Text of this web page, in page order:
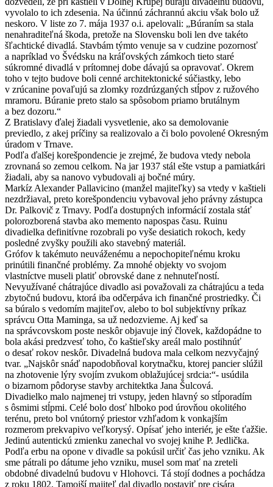
vyvolalo to ich zdesenia. Na účinnú záchrannú akciu však bolo už
neskoro. V liste zo 7. mája 1937 o.i. apelovali: „Búraním sa stala
nenahraditeľná škoda, pretože na Slovensku boli len dve takéto
šľachtické divadlá. Stavbám týmto venuje sa v cudzine pozornosť
a napríklad vo Švédsku na kráľovských zámkoch tieto staré
súkromné divadlá v prítomnej dobe dávajú sa opravovať. Okrem
toho v tejto budove boli cenné architektonické súčiastky, lebo
v zrúcanine povaľujú sa zlomky rozdrúzganých stĺpov z ružového
mramoru. Búranie preto stalo sa spôsobom priamo brutálnym
a bez dozoru.“
Z Bratislavy ďalej žiadali vysvetlenie, ako sa demolovanie
previedlo, z akej príčiny sa realizovalo a či bolo povolené Okresným
úradom v Trnave.
Podľa ďalšej korešpondencie je zrejmé, že budova vtedy nebola
zrovnaná so zemou celkom. Na jar 1937 stál ešte vstup a pamiatkári
žiadali, aby sa nanovo vybudovali aj bočné múry.
Markíz Alexander Pallavicino (manžel majiteľky) sa vtedy v kaštieli
nezdržiaval, preto korešpondenciu vybavoval jeho právny zástupca
Dr. Palkovič z Trnavy. Podľa dostupných informácií zostala stáť
polorozborená stavba ako memento napospas času. Ruinu
divadielka definitívne rozobrali po vyše desiatich rokoch, kedy
posledné zvyšky použili ako stavebný materiál.
Grófov k takémuto neuváženému a nepochopiteľnému kroku
prinútili finančné problémy. Za mnohé objekty vo svojom
vlastníctve museli platiť obrovské dane z nehnuteľností.
Nevyužívané chátrajúce divadlo asi považovali za chátrajúcu a teda
zbytočnú budovu, ktorá iba odčerpáva ich finančné prostriedky. Či
sa búralo s vedomím majiteľov, alebo to bol subjektívny príkaz
správcu Otta Maminga, sa už nedozvieme. Aj keď sa
na správcovskom poste neskôr objavuje iný človek, každopádne to
bola akási predzvesť toho, čo kaštieľsky areál malo postihnúť
o desať rokov neskôr. Divadelná budova mala celkom nezvyčajný
tvar. „Najskôr snáď napodobňoval korytnačku, ktorej pancier slúžil
na zhotovenie lýry svojím zvukom oblažujúcej srdcia:“- usúdila
o bizarnom pôdoryse stavby architektka Jana Šulcová.
Divadielko malo najmenej tri vstupy, jeden hlavný so stĺporadím
s ôsmimi stĺpmi. Celé bolo dosť hlboko pod úrovňou okolitého
terénu, preto bol vnútorný priestor vzhľadom k vonkajším
rozmerom prekvapivo veľkorysý. Opísať jeho interiér, je ešte ťažšie.
Jedinú autentickú zmienku zanechal vo svojej knihe P. Jedlička.
Podľa erbu na opone v divadle sa pokúsil určiť čas jeho vzniku. Ak
sme pátrali po dátume jeho vzniku, musel som mať na zreteli
obdobné divadelnú budovu v Hlohovci. Tá stojí dodnes a pochádza
z roku 1802. Tamojší majiteľ dal divadlo postaviť pre cisára